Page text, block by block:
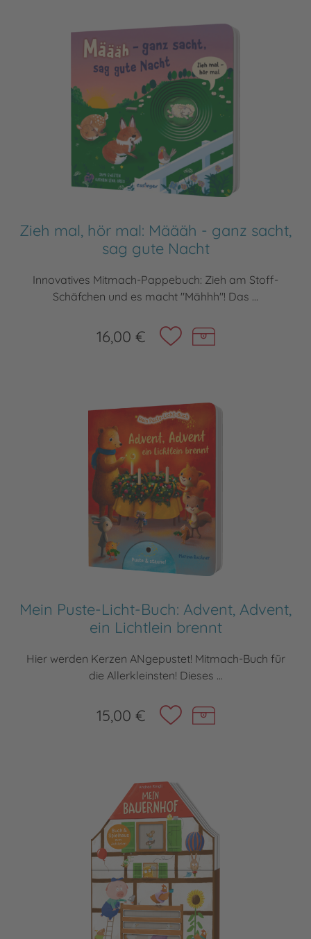
Zieh mal, hör mal: Määäh - ganz sacht,
sag gute Nacht
Innovatives Mitmach-Pappebuch: Zieh am Stoff-
Schäfchen und es macht "Mähhh"! Das ...
16,00 €
Mein Puste-Licht-Buch: Advent, Advent,
ein Lichtlein brennt
Hier werden Kerzen ANgepustet! Mitmach-Buch für
die Allerkleinsten! Dieses ...
15,00 €